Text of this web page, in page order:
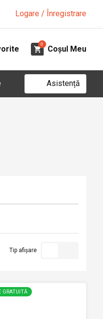
Logare / Înregistrare
0
Coșul Meu
Asistență
Tip afișare
GRATUITĂ